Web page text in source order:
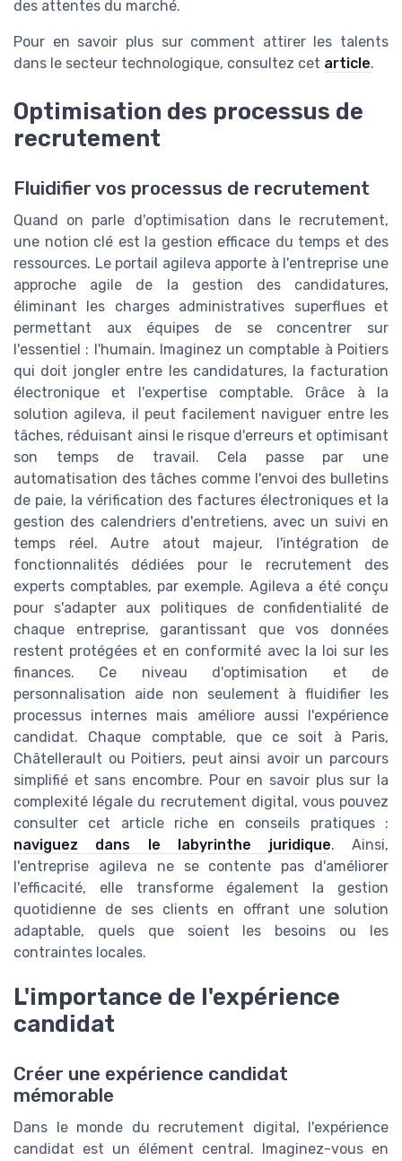
des attentes du marché.
Pour en savoir plus sur comment attirer les talents
dans le secteur technologique, consultez cet article.
Optimisation des processus de
recrutement
Fluidifier vos processus de recrutement
Quand on parle d'optimisation dans le recrutement,
une notion clé est la gestion efficace du temps et des
ressources. Le portail agileva apporte à l'entreprise une
approche agile de la gestion des candidatures,
éliminant les charges administratives superflues et
permettant aux équipes de se concentrer sur
l'essentiel : l'humain. Imaginez un comptable à Poitiers
qui doit jongler entre les candidatures, la facturation
électronique et l'expertise comptable. Grâce à la
solution agileva, il peut facilement naviguer entre les
tâches, réduisant ainsi le risque d'erreurs et optimisant
son temps de travail. Cela passe par une
automatisation des tâches comme l'envoi des bulletins
de paie, la vérification des factures électroniques et la
gestion des calendriers d'entretiens, avec un suivi en
temps réel. Autre atout majeur, l'intégration de
fonctionnalités dédiées pour le recrutement des
experts comptables, par exemple. Agileva a été conçu
pour s'adapter aux politiques de confidentialité de
chaque entreprise, garantissant que vos données
restent protégées et en conformité avec la loi sur les
finances. Ce niveau d'optimisation et de
personnalisation aide non seulement à fluidifier les
processus internes mais améliore aussi l'expérience
candidat. Chaque comptable, que ce soit à Paris,
Châtellerault ou Poitiers, peut ainsi avoir un parcours
simplifié et sans encombre. Pour en savoir plus sur la
complexité légale du recrutement digital, vous pouvez
consulter cet article riche en conseils pratiques :
naviguez dans le labyrinthe juridique. Ainsi,
l'entreprise agileva ne se contente pas d'améliorer
l'efficacité, elle transforme également la gestion
quotidienne de ses clients en offrant une solution
adaptable, quels que soient les besoins ou les
contraintes locales.
L'importance de l'expérience
candidat
Créer une expérience candidat
mémorable
Dans le monde du recrutement digital, l'expérience
candidat est un élément central. Imaginez-vous en